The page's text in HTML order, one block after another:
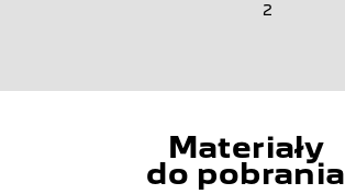
2
Materiały
do pobrania